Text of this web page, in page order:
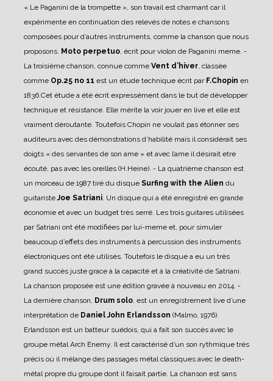
« Le Paganini de la trompette », son travail est charmant car il
expérimente en continuation des relevés de notes e chansons
composées pour d’autres instruments, comme la chanson que nous
proposons. Moto perpetuo, écrit pour violon de Paganini meme. -
La troisième chanson, connue comme Vent d’hiver, classée
comme Op.25 no 11 est un étude technique écrit par F.Chopin en
1836.Cet étude a été écrit expressément dans le but de développer
technique et résistance. Elle mérite la voir jouer en live et elle est
vraiment déroutante. Toutefois Chopin ne voulait pas étonner ses
auditeurs avec des démonstrations d’habilité mais il considérait ses
doigts « des servantes de son ame » et avec l’ame il désirait etre
écouté, pas avec les oreilles (H.Heine). - La quatrième chanson est
un morceau de 1987 tiré du disque Surfing with the Alien du
guitaristeJoe Satriani. Un disque qui a été enregistré en grande
économie et avec un budget très serré. Les trois guitares utilisées
par Satriani ont été modifiées par lui-meme et, pour simuler
beaucoup d’effets des instruments à percussion des instruments
électroniques ont été utilisés. Toutefois le disque a eu un très
grand succès juste grace à la capacité et à la créativité de Satriani.
La chanson proposée est une édition gravée à nouveau en 2014. -
La dernière chanson, Drum solo, est un enregistrement live d’une
interprétation de Daniel John Erlandsson (Malmo, 1976).
Erlandsson est un batteur suédois, qui a fait son succès avec le
groupe métal Arch Enemy. Il est caractérisé d’un son rythmique très
précis où il mélange des passages métal classiques avec le death-
métal propre du groupe dont il faisait partie. La chanson est sans